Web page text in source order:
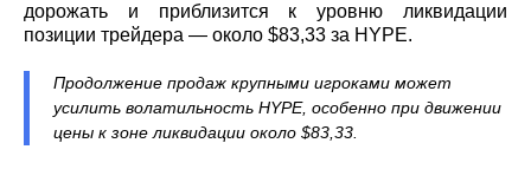
дорожать и приблизится к уровню ликвидации
позиции трейдера — около $83,33 за HYPE.
Продолжение продаж крупными игроками может
усилить волатильность HYPE, особенно при движении
цены к зоне ликвидации около $83,33.